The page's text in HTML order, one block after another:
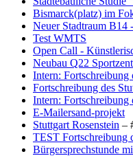
Bismarck(platz) im
Neuer Stadtraum B14
Test WMTS
Open Call -
Neubau Q22
Intern: Fortschreibung
Fortschreibung des
Intern: Fortschreibung
E-Mailersand-projekt
Stuttgart Rosenstein –
TEST Fortschreibung
Bürgersprechstunde